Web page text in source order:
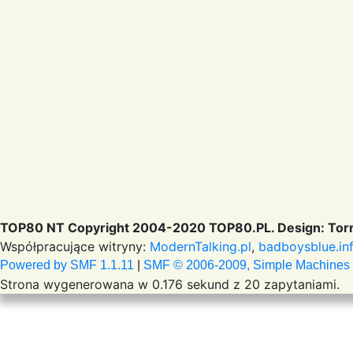
TOP80 NT Copyright 2004-2020 TOP80.PL. Design:
Współpracujące witryny: ModernTalking.pl,
Powered by SMF 1.1.11 SMF © 2006-2009, Simple Machines
Strona wygenerowana w 0.176 sekund z 20 zapytaniami.